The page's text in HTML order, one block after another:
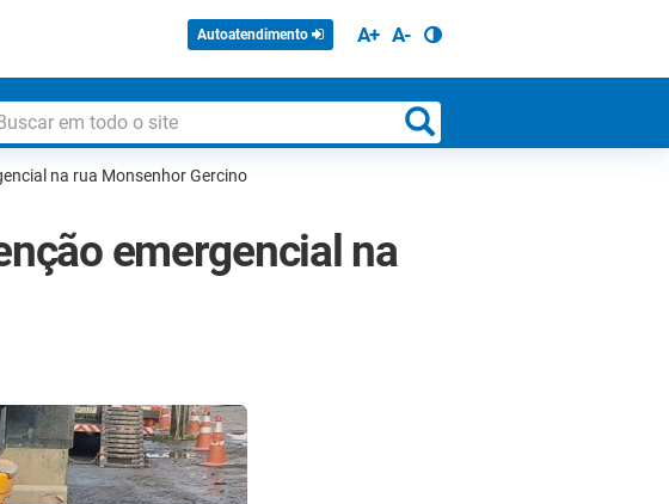
Autoatendimento A+ A-
na rua Monsenhor Gercino
emergencial na